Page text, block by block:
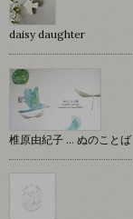
daisy daughter
椎原由紀子 ... ぬのことば